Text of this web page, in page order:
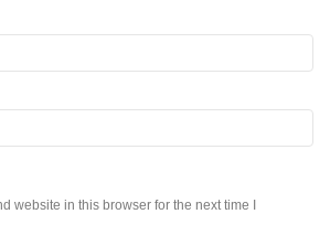
website in this browser for the next time I